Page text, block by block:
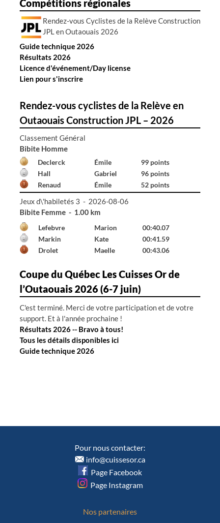
r
i
c
l
e
Compétitions régionales
Rendez-vous Cyclistes de la Relève Construction
JPL en Outaouais 2026
Guide technique 2026
Résultats 2026
Licence d'événement/Day license
Lien pour s'inscrire
Rendez-vous cyclistes de la Relève en
Outaouais Construction JPL – 2026
Classement Général
Bibite Homme
Declerck Émile
99 points
Hall
Gabriel
96 points
Renaud
Émile 52 points
Jeux d\'habiletés 3 - 2026-08-06
Bibite Homme - 1.00 km
Declerck Émile
00:41.65
Hall
Gabriel
01:24.87
---
--- 99:99.00
Coupe du Québec Les Cuisses Or de
l’Outaouais 2026 (6-7 juin)
C'est terminé. Merci de votre participation et de votre
support. Et à l'année prochaine !
Résultats 2026 -- Bravo à tous!
Tous les détails disponibles ici
Guide technique 2026
Nos partenaires
Pour nous contacter:
info@cuissesor.ca
Page Facebook
Page Instagram